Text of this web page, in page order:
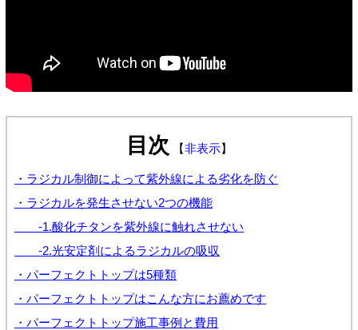
目次 【非表示】
・ラジカル制御によって紫外線による劣化を防ぐ
・ラジカルを発生させない2つの機能
-1.酸化チタンを紫外線に触れさせない
-2.光安定剤によるラジカルの吸収
・パーフェクトトップは5種類
・パーフェクトトップはこんな方にお薦めです
・パーフェクトトップ施工事例と費用